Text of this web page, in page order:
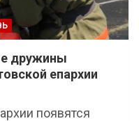
дружины
епархии
появятся